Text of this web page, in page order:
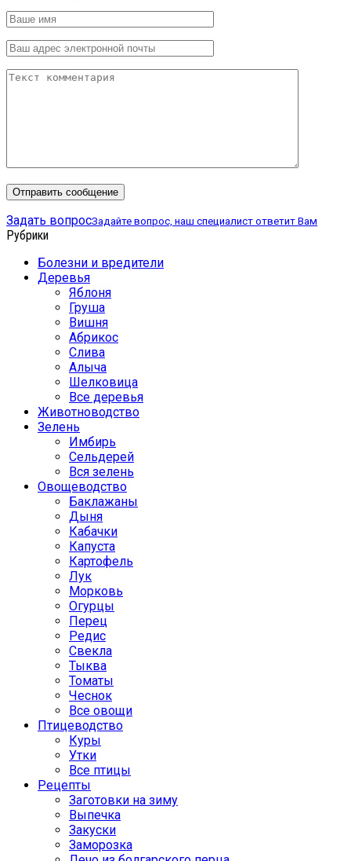
Задать вопросЗадайте вопрос, наш специалист ответит Вам
Рубрики
Болезни и вредители
Деревья
Яблоня
Груша
Вишня
Абрикос
Слива
Алыча
Шелковица
Все деревья
Животноводство
Зелень
Имбирь
Сельдерей
Вся зелень
Овощеводство
Баклажаны
Дыня
Кабачки
Капуста
Картофель
Лук
Морковь
Огурцы
Перец
Редис
Свекла
Тыква
Томаты
Чеснок
Все овощи
Птицеводство
Куры
Утки
Все птицы
Рецепты
Заготовки на зиму
Выпечка
Закуски
Заморозка